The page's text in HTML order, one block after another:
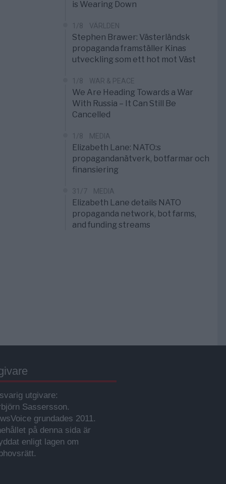
is Wearing Down
1/8 VÄRLDEN
Stephen Brawer: Västerländsk
propaganda framställer Kinas
utveckling som ett hot mot Väst
1/8 WAR & PEACE
We Are Heading Towards a War
With Russia – It Can Still Be
Cancelled
1/8 MEDIA
Elizabeth Lane: NATO:s
propagandanätverk, botfarmar och
finansiering
31/7 MEDIA
Elizabeth Lane details NATO
propaganda network, bot farms,
and funding streams
utgivare:
Sassersson.
grundades 2011.
på denna sida är
enligt lagen om